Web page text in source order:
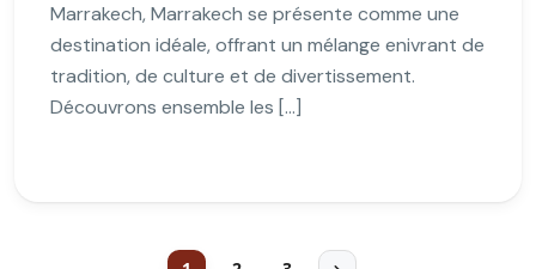
Marrakech, Marrakech se présente comme une
destination idéale, offrant un mélange enivrant de
tradition, de culture et de divertissement.
Découvrons ensemble les […]